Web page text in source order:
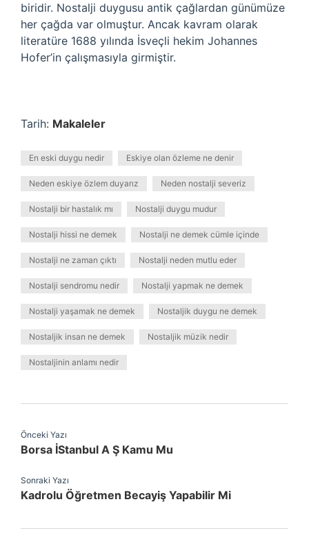
biridir. Nostalji duygusu antik çağlardan günümüze
her çağda var olmuştur. Ancak kavram olarak
literatüre 1688 yılında İsveçli hekim Johannes
Hofer’in çalışmasıyla girmiştir.
Tarih: Makaleler
En eski duygu nedir Eskiye olan özleme ne denir
Neden eskiye özlem duyarız Neden nostalji severiz
Nostalji bir hastalık mı Nostalji duygu mudur
Nostalji hissi ne demek Nostalji ne demek cümle içinde
Nostalji ne zaman çıktı Nostalji neden mutlu eder
Nostalji sendromu nedir Nostalji yapmak ne demek
Nostalji yaşamak ne demek Nostaljik duygu ne demek
Nostaljik insan ne demek Nostaljik müzik nedir
Nostaljinin anlamı nedir
Önceki Yazı
Borsa İStanbul A Ş Kamu Mu
Sonraki Yazı
Kadrolu Öğretmen Becayiş Yapabilir Mi